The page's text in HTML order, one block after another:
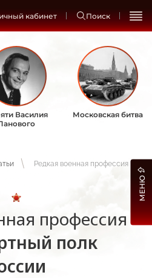
кабинет Поиск
Василия
Московская битва
Редкая военная профессия
профессия
полк
МЕНЮ